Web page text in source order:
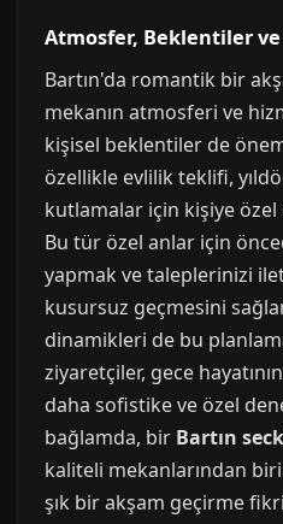
Atmosfer, Beklentiler
Bartın'da romantik bir
mekanın atmosferi ve
kişisel beklentiler de
özellikle evlilik teklifi,
kutlamalar için kişiye
Bu tür özel anlar için
yapmak ve taleplerinizi
kusursuz geçmesini
dinamikleri de bu
ziyaretçiler, gece
daha sofistike ve özel
bağlamda, bir Bartın
kaliteli mekanlarından
şık bir akşam geçirme